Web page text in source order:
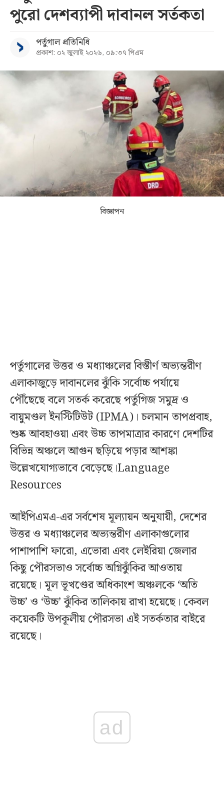
সব
বিভাগ
আর্কাইভ
পুরো দেশব্যাপী দাবানল সর্তকতা
পর্তুগাল প্রতিনিধি
প্রকাশ: ০২ জুলাই ২০২৬, ০৯:৩৭ পিএম
বিজ্ঞাপন
পর্তুগালের উত্তর ও মধ্যাঞ্চলের বিস্তীর্ণ অভ্যন্তরীণ
এলাকাজুড়ে দাবানলের ঝুঁকি সর্বোচ্চ পর্যায়ে
পৌঁছেছে বলে সতর্ক করেছে পর্তুগিজ সমুদ্র ও
বায়ুমণ্ডল ইনস্টিটিউট (IPMA)। চলমান তাপপ্রবাহ,
শুষ্ক আবহাওয়া এবং উচ্চ তাপমাত্রার কারণে দেশটির
বিভিন্ন অঞ্চলে আগুন ছড়িয়ে পড়ার আশঙ্কা
উল্লেখযোগ্যভাবে বেড়েছে।Language
Resources
আইপিএমএ-এর সর্বশেষ মূল্যায়ন অনুযায়ী, দেশের
উত্তর ও মধ্যাঞ্চলের অভ্যন্তরীণ এলাকাগুলোর
পাশাপাশি ফারো, এভোরা এবং লেইরিয়া জেলার
কিছু পৌরসভাও সর্বোচ্চ অগ্নিঝুঁকির আওতায়
রয়েছে। মূল ভূখণ্ডের অধিকাংশ অঞ্চলকে ‘অতি
উচ্চ’ ও ‘উচ্চ’ ঝুঁকির তালিকায় রাখা হয়েছে। কেবল
কয়েকটি উপকূলীয় পৌরসভা এই সতর্কতার বাইরে
রয়েছে।
ad